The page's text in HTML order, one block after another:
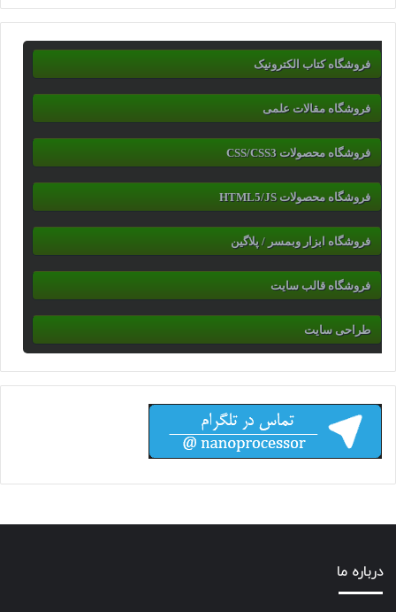
فروشگاه کتاب الکترونیک
فروشگاه مقالات علمی
فروشگاه محصولات CSS/CSS3
فروشگاه محصولات HTML5/JS
فروشگاه ابزار وبمسر / پلاگین
فروشگاه قالب سایت
طراحی سایت
درباره ما